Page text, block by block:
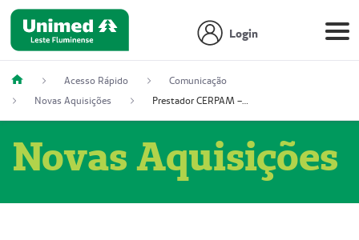
Login
Acesso Rápido
Comunicação
Novas Aquisições
Prestador CERPAM – Centro de Reabilitação S/S Ltda-ME (52004274-8)
Novas Aquisições